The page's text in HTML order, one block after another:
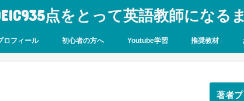
点をとって英語教師になる
ロフィール 初心者の方へ Youtube学習 推奨教材
著者